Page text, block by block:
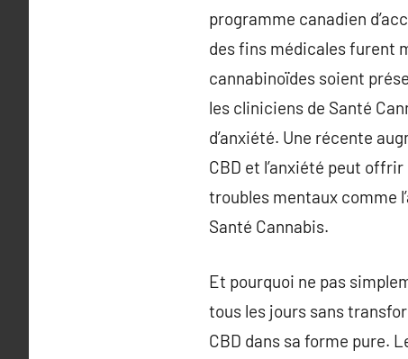
programme canadien
des fins médicales furent
cannabinoïdes soient
les cliniciens de Santé
d’anxiété. Une récente
CBD et l’anxiété peut
troubles mentaux comme
Santé Cannabis.
Et pourquoi ne pas
tous les jours sans
CBD dans sa forme pure.